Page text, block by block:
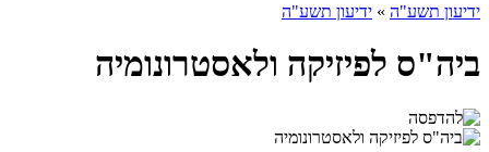
ידיעון תשע"ה » ידיעון תשע"ה
ביה"ס לפיזיקה ולאסטרונומיה